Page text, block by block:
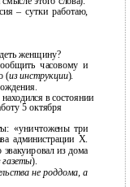
– сутки работаю,
женщину?
часовому и
(из инструкции).
в состоянии
5 октября
«уничтожены три
администрации Х.
из дома
газеты).
не роддома, а